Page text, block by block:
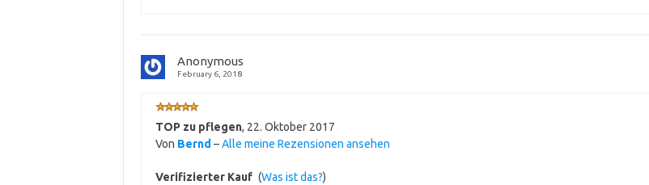
Anonymous
February 6, 2018
TOP zu pflegen, 22. Oktober 2017
Von Bernd –Alle meine Rezensionen ansehen
Verifizierter Kauf (Was ist das?)